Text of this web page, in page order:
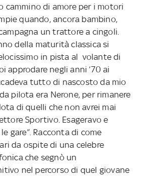
cammino di amore per i motori
quando, ancora bambino,
un trattore a cingoli.
della maturità classica si
in pista al volante di
approdare negli anni ’70 ai
tutto di nascosto da mio
pilota era Nerone, per rimanere
di quelli che non avrei mai
Sportivo. Esageravo e
gare”. Racconta di come
da ospite di una celebre
che segnò un
nel percorso di quel giovane